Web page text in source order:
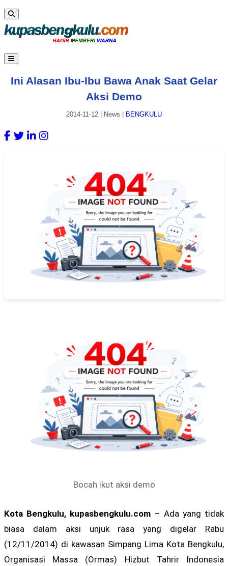
Ini Alasan Ibu-Ibu Bawa Anak Saat Gelar
Aksi Demo
2014-11-12 News BENGKULU
Bocah ikut aksi demo
Kota Bengkulu, kupasbengkulu.com – Ada yang tidak
biasa dalam aksi unjuk rasa yang digelar Rabu
(12/11/2014) di kawasan Simpang Lima Kota Bengkulu,
Organisasi Massa (Ormas) Hizbut Tahrir Indonesia